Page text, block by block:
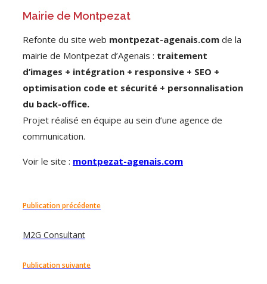
Mairie de Montpezat
Refonte du site web montpezat-agenais.com de la
mairie de Montpezat d’Agenais : traitement
d’images + intégration + responsive + SEO +
optimisation code et sécurité + personnalisation
du back-office.
Projet réalisé en équipe au sein d’une agence de
communication.
Voir le site : montpezat-agenais.com
Publication précédente
M2G Consultant
Publication suivante